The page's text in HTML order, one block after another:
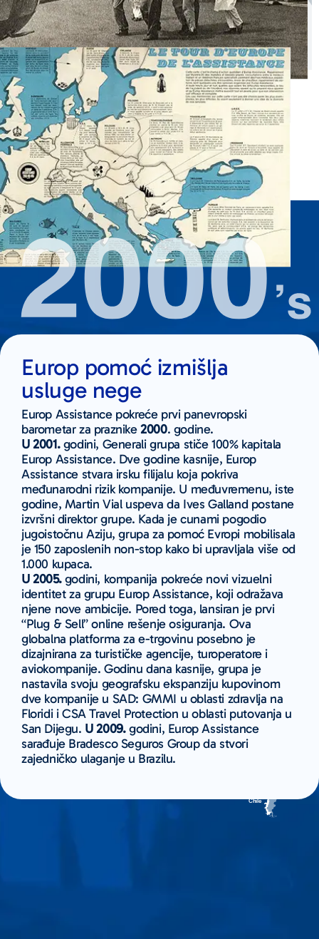
Europ pomoć izmišlja
usluge nege
Europ Assistance pokreće prvi panevropski
barometar za praznike2000. godine.
U 2001.godini, Generali grupa stiče 100% kapitala
Europ Assistance. Dve godine kasnije, Europ
Assistance stvara irsku filijalu koja pokriva
međunarodni rizik kompanije. U međuvremenu, iste
godine, Martin Vial uspeva da Ives Galland postane
izvršni direktor grupe. Kada je cunami pogodio
jugoistočnu Aziju, grupa za pomoć Evropi mobilisala
je 150 zaposlenih non-stop kako bi upravljala više od
1.000 kupaca.
U 2005.godini, kompanija pokreće novi vizuelni
identitet za grupu Europ Assistance, koji odražava
njene nove ambicije. Pored toga, lansiran je prvi
“Plug & Sell” online rešenje osiguranja. Ova
globalna platforma za e-trgovinu posebno je
dizajnirana za turističke agencije, turoperatore i
aviokompanije. Godinu dana kasnije, grupa je
nastavila svoju geografsku ekspanziju kupovinom
dve kompanije u SAD: GMMI u oblasti zdravlja na
Floridi i CSA Travel Protection u oblasti putovanja u
San Dijegu. U 2009.godini, Europ Assistance
sarađuje Bradesco Seguros Group da stvori
zajedničko ulaganje u Brazilu.